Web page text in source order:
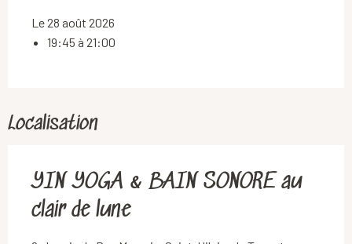
Le 28 août 2026
19:45 à 21:00
Localisation
YIN YOGA & BAIN SONORE au
clair de lune